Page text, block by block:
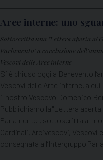
Aree interne: uno
Sottoscritta una "Lettera aperta al
Parlamento" a conclusione
Vescovi delle Aree interne
Si è chiuso oggi a Benevento
Vescovi delle Aree interne, a
il nostro Vescovo Domenico
Pubblichiamo la "Lettera aperta
Parlamento", sottoscritta al
Cardinali, Arcivescovi, Vescovi
consegnata all’Intergruppo